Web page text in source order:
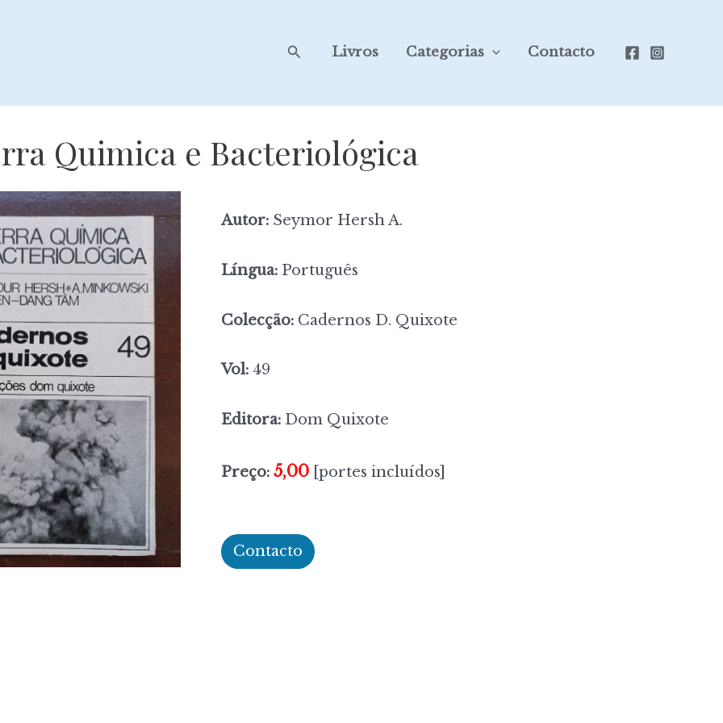
SearchLivros Categorias Contacto
Quimica e Bacteriológica
Autor: Seymor Hersh A.
Língua: Português
Colecção: Cadernos D. Quixote
Vol: 49
Editora: Dom Quixote
Preço: 5,00 [portes incluídos]
Contacto